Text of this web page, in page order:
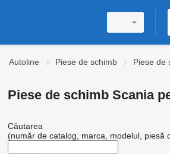
Autoline Piese de schimb Piese de
Piese de schimb Scania
Căutarea
(număr de catalog, marca, modelul, piesă